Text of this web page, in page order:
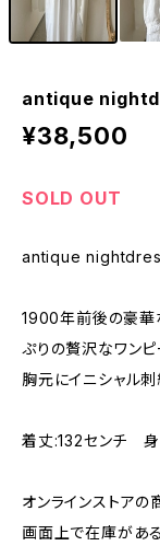
antique
¥38,500
SOLD OUT
antique
1900年前後の豪華
ぷりの贅沢なワンピ
胸元にイニシャル刺
着丈:132センチ
オンラインストアの
画面上で在庫があ